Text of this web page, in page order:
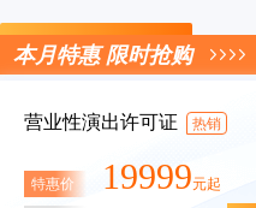
立即咨询
本月特惠 限时抢购
营业性演出许可证 热销
特惠价 19999元起